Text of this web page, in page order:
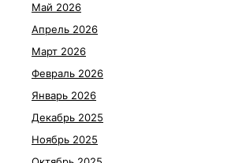
Май 2026
Апрель 2026
Март 2026
Февраль 2026
Январь 2026
Декабрь 2025
Ноябрь 2025